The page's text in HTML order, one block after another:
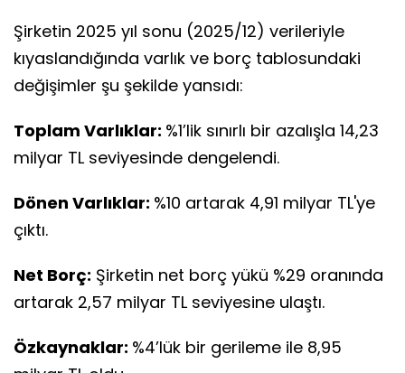
Şirketin 2025 yıl sonu (2025/12) verileriyle
kıyaslandığında varlık ve borç tablosundaki
değişimler şu şekilde yansıdı:
Toplam Varlıklar: %1’lik sınırlı bir azalışla 14,23
milyar TL seviyesinde dengelendi.
Dönen Varlıklar: %10 artarak 4,91 milyar TL'ye
çıktı.
Net Borç: Şirketin net borç yükü %29 oranında
artarak 2,57 milyar TL seviyesine ulaştı.
Özkaynaklar: %4’lük bir gerileme ile 8,95